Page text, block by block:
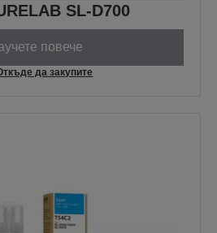
SL-D700
повече
да закупите